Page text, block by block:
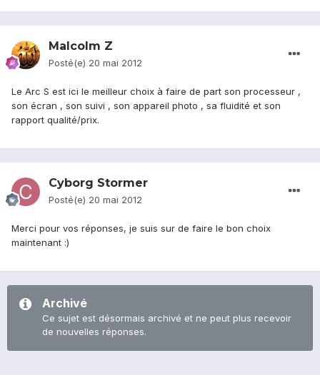
Malcolm Z
Posté(e) 20 mai 2012
Le Arc S est ici le meilleur choix à faire de part son processeur ,
son écran , son suivi , son appareil photo , sa fluidité et son
rapport qualité/prix.
Cyborg Stormer
Posté(e) 20 mai 2012
Merci pour vos réponses, je suis sur de faire le bon choix
maintenant :)
Archivé
Ce sujet est désormais archivé et ne peut plus recevoir
de nouvelles réponses.